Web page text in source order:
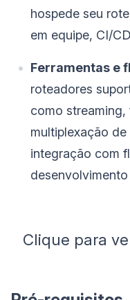
hospede seu
em equipe, CI/
Ferramentas e
roteadores
como
multiplexação
integração com
Clique para